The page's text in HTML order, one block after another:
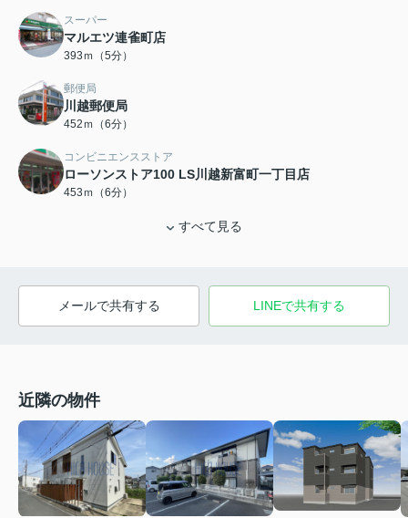
スーパー
マルエツ連雀町店
393ｍ（5分）
郵便局
川越郵便局
452ｍ（6分）
コンビニエンスストア
ローソンストア100 LS川越新富町一丁目店
453ｍ（6分）
すべて見る
メールで共有する LINEで共有する
近隣の物件